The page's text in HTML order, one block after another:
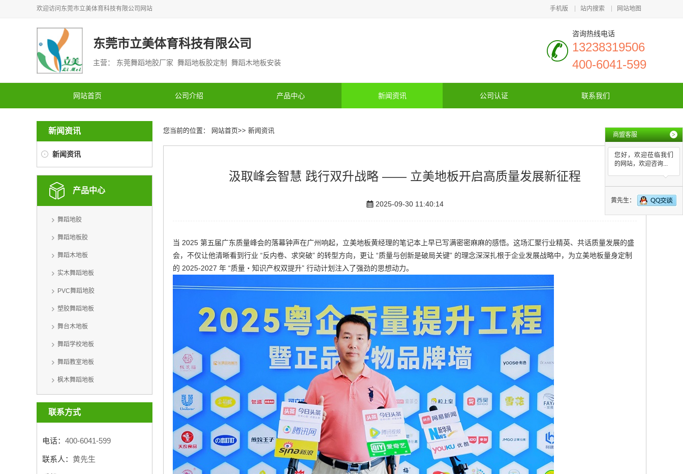
欢迎访问 东莞市立美体育科技有限公司 网站 手机版 站内搜索 网站地图
东莞市立美体育科技有限公司
主营： 东莞舞蹈地胶厂家 舞蹈地板胶定制 舞蹈木地板安装
咨询热线电话
13238319506
400-6041-599
网站首页 公司介绍 产品中心 新闻资讯 公司认证 联系我们
新闻资讯
新闻资讯
产品中心
舞蹈地胶
舞蹈地板胶
舞蹈木地板
实木舞蹈地板
PVC舞蹈地胶
塑胶舞蹈地板
舞台木地板
舞蹈学校地板
舞蹈教室地板
枫木舞蹈地板
联系方式
电话： 400-6041-599
联系人： 黄先生
您当前的位置： 网站首页>> 新闻资讯
汲取峰会智慧 践行双升战略 —— 立美地板开启高质量发展新征程
2025-09-30 11:40:14
当 2025 第五届广东质量峰会的落幕钟声在广州响起，立美地板黄经理的笔记本上早已写满密密麻麻的感悟。这场汇聚行业精英、共话质量发展的盛
会，不仅让他清晰看到行业 “反内卷、求突破” 的转型方向，更让 “质量与创新是破局关键” 的理念深深扎根于企业发展战略中，为立美地板量身定制
的 2025-2027 年 “质量・知识产权双提升” 行动计划注入了强劲的思想动力。
商盟客服 >
您好，欢迎莅临我们
的网站，欢迎咨询...
黄先生：